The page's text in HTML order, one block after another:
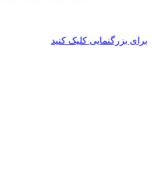
برای بزرگنمایی کلیک کنید